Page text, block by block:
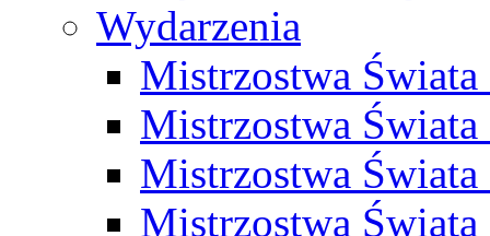
Wydarzenia
Mistrzostwa
Mistrzostwa
Mistrzostwa
Mistrzostwa